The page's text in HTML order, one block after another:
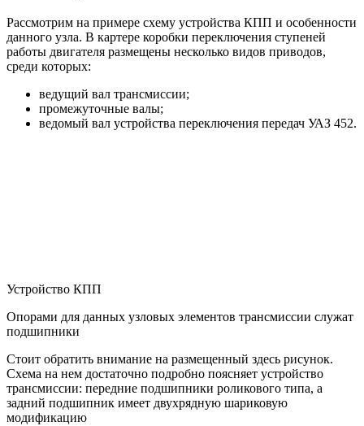
Рассмотрим на примере схему устройства КПП и особенности
данного узла. В картере коробки переключения ступеней
работы двигателя размещены несколько видов приводов,
среди которых:
ведущий вал трансмиссии;
промежуточные валы;
ведомый вал устройства переключения передач УАЗ 452.
Устройство КПП
Опорами для данных узловых элементов трансмиссии служат
подшипники
Стоит обратить внимание на размещенный здесь рисунок.
Схема на нем достаточно подробно поясняет устройство
трансмиссии: передние подшипники роликового типа, а
задний подшипник имеет двухрядную шариковую
модификацию